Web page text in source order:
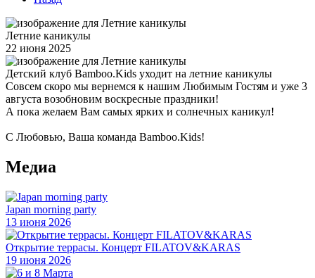
Летние каникулы
22 июня 2025
Детский клуб Bamboo.Kids уходит на летние каникулы
Совсем скоро мы вернемся к нашим Любимым Гостям и уже 3
августа возобновим воскресные праздники!
А пока желаем Вам самых ярких и солнечных каникул!
С Любовью, Ваша команда Bamboo.Kids!
Медиа
Japan morning party
13 июня 2026
Открытие террасы. Концерт FILATOV&KARAS
19 июня 2026